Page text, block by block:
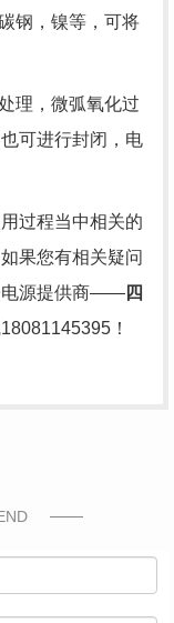
钢，镍等，可将
理， 微弧氧化过
可进行封闭，电
过程当中相关的
果您有相关疑问
电源提供商——四
！